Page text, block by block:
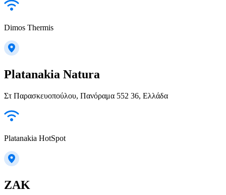
Dimos Thermis
Platanakia Natura
Στ Παρασκευοπούλου, Πανόραμα 552 36, Ελλάδα
Platanakia HotSpot
ZAK